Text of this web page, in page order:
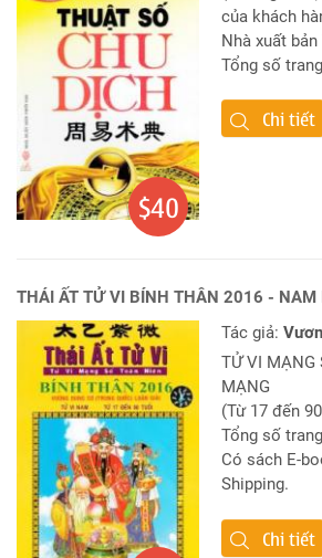
$40
của khách
Nhà xuất
Tổng số
Chi tiết
THÁI ẤT TỬ VI BÍNH THÂN 2016 - NAM
Tác giả:
TỬ VI MẠNG
MẠNG
(Từ 17 đến
Tổng số
Có sách E-
Shipping.
Chi tiết